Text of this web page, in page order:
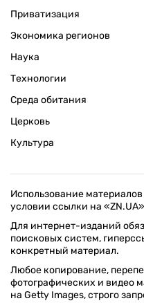
Приватизация
Экономика регионов
Наука
Технологии
Среда обитания
Церковь
Культура
Использование
условии ссылки на
Для интернет-изданий
поисковых систем,
конкретный материал.
Любое копирование,
фотографических и видео
на Getty Images, строго